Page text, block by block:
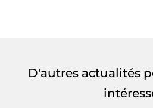
D'autres actualités